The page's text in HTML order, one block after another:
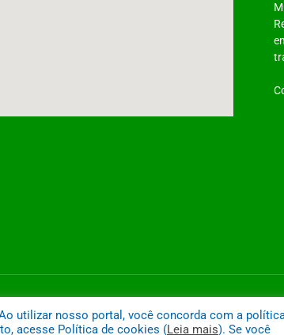
utilizar nosso portal, você concorda com a
acesse Política de cookies (Leia mais). Se você